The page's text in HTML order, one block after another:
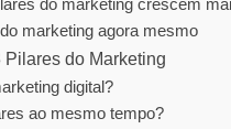
do marketing crescem
marketing agora mesmo
do Marketing
digital?
ao mesmo tempo?